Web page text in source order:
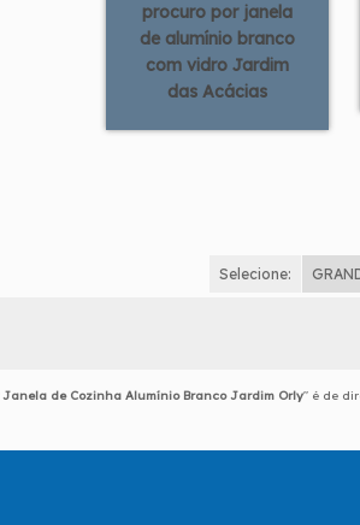
procuro por janela
de alumínio branco
com vidro Jardim
das Acácias
Selecione:
Janela de Cozinha Alumínio Branco Jardim Orly" é de